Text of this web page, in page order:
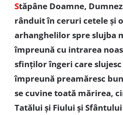
Stăpâne Doamne,
rânduit în ceruri cetele și
arhanghelilor spre slujba
împreună cu intrarea
sfinților îngeri care
împreună preamăresc
se cuvine toată mărirea,
Tatălui și Fiului și